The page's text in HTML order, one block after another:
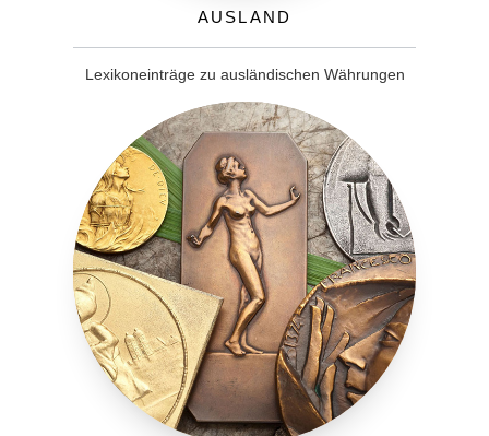
Ausland
Lexikoneinträge zu ausländischen Währungen